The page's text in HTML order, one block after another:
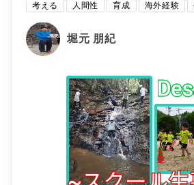
考える
人間性 育成 海外経験
堀元 朋紀